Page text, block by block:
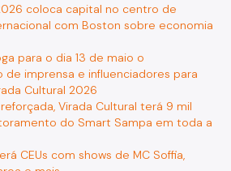
coloca capital no centro de
com Boston sobre economia
para o dia 13 de maio o
de imprensa e influenciadores para
Cultural 2026
Virada Cultural terá 9 mil
do Smart Sampa em toda a
CEUs com shows de MC Soffia,